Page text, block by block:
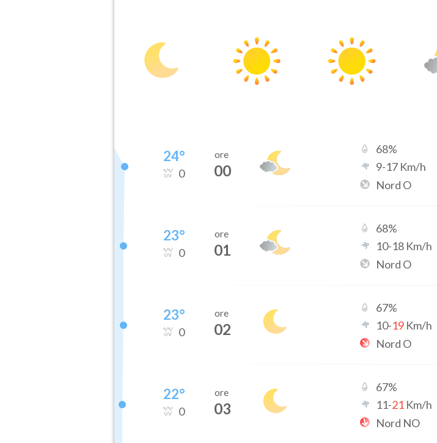
24°
0
ore
00
68%
9-17 Km/h
Nord O
23°
0
ore
01
68%
10-18 Km/h
Nord O
23°
0
ore
02
67%
10-19 Km/h
Nord O
22°
0
ore
03
67%
11-21 Km/h
Nord NO